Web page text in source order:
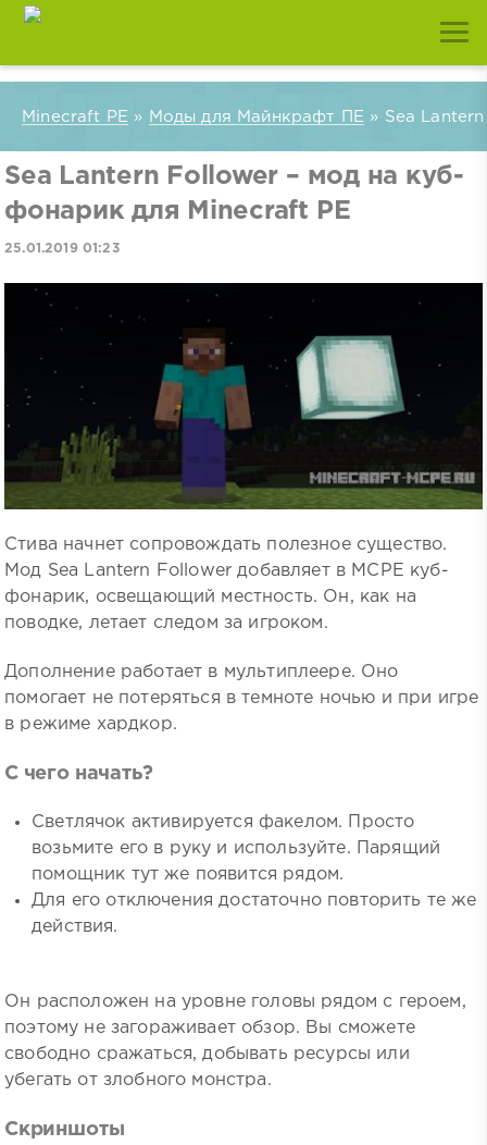
Minecraft PE » Моды для Майнкрафт ПЕ » Sea
Sea Lantern Follower – мод на куб-
фонарик для Minecraft PE
25.01.2019 01:23
Стива начнет сопровождать полезное существо.
Мод Sea Lantern Follower добавляет в MCPE куб-
фонарик, освещающий местность. Он, как на
поводке, летает следом за игроком.
Дополнение работает в мультиплеере. Оно
помогает не потеряться в темноте ночью и при игре
в режиме хардкор.
С чего начать?
Светлячок активируется факелом. Просто
возьмите его в руку и используйте. Парящий
помощник тут же появится рядом.
Для его отключения достаточно повторить те же
действия.
Он расположен на уровне головы рядом с героем,
поэтому не загораживает обзор. Вы сможете
свободно сражаться, добывать ресурсы или
убегать от злобного монстра.
Скриншоты